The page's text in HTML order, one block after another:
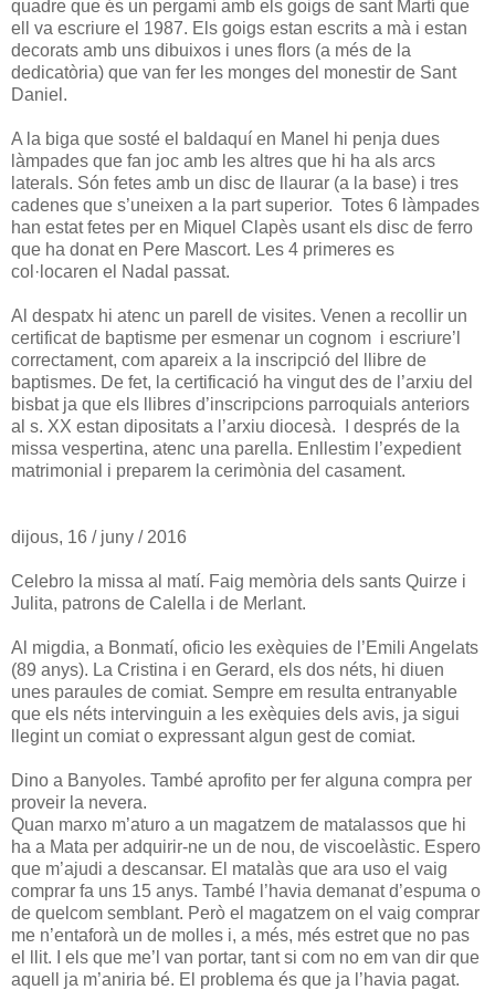
quadre que és un pergamí amb els goigs de sant Martí que
ell va escriure el 1987. Els goigs estan escrits a mà i estan
decorats amb uns dibuixos i unes flors (a més de la
dedicatòria) que van fer les monges del monestir de Sant
Daniel.
A la biga que sosté el baldaquí en Manel hi penja dues
làmpades que fan joc amb les altres que hi ha als arcs
laterals. Són fetes amb un disc de llaurar (a la base) i tres
cadenes que s’uneixen a la part superior. Totes 6 làmpades
han estat fetes per en Miquel Clapès usant els disc de ferro
que ha donat en Pere Mascort. Les 4 primeres es
col·locaren el Nadal passat.
Al despatx hi atenc un parell de visites. Venen a recollir un
certificat de baptisme per esmenar un cognom i escriure’l
correctament, com apareix a la inscripció del llibre de
baptismes. De fet, la certificació ha vingut des de l’arxiu del
bisbat ja que els llibres d’inscripcions parroquials anteriors
al s. XX estan dipositats a l’arxiu diocesà. I després de la
missa vespertina, atenc una parella. Enllestim l’expedient
matrimonial i preparem la cerimònia del casament.
dijous, 16 / juny / 2016
Celebro la missa al matí. Faig memòria dels sants Quirze i
Julita, patrons de Calella i de Merlant.
Al migdia, a Bonmatí, oficio les exèquies de l’Emili Angelats
(89 anys). La Cristina i en Gerard, els dos néts, hi diuen
unes paraules de comiat. Sempre em resulta entranyable
que els néts intervinguin a les exèquies dels avis, ja sigui
llegint un comiat o expressant algun gest de comiat.
Dino a Banyoles. També aprofito per fer alguna compra per
proveir la nevera.
Quan marxo m’aturo a un magatzem de matalassos que hi
ha a Mata per adquirir-ne un de nou, de viscoelàstic. Espero
que m’ajudi a descansar. El matalàs que ara uso el vaig
comprar fa uns 15 anys. També l’havia demanat d’espuma o
de quelcom semblant. Però el magatzem on el vaig comprar
me n’entaforà un de molles i, a més, més estret que no pas
el llit. I els que me’l van portar, tant si com no em van dir que
aquell ja m’aniria bé. El problema és que ja l’havia pagat.